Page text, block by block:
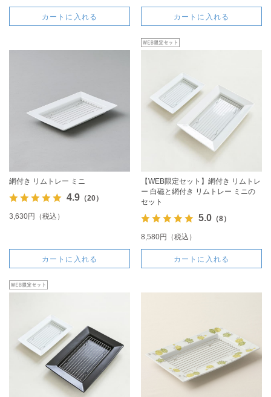
カートに入れる カートに入れる
網付き リムトレー ミニ
4.9（20）
3,630円（税込）
カートに入れる
【WEB限定セット】網付き リムトレ
ー 白磁と網付き リムトレー ミニの
セット
5.0（8）
8,580円（税込）
カートに入れる